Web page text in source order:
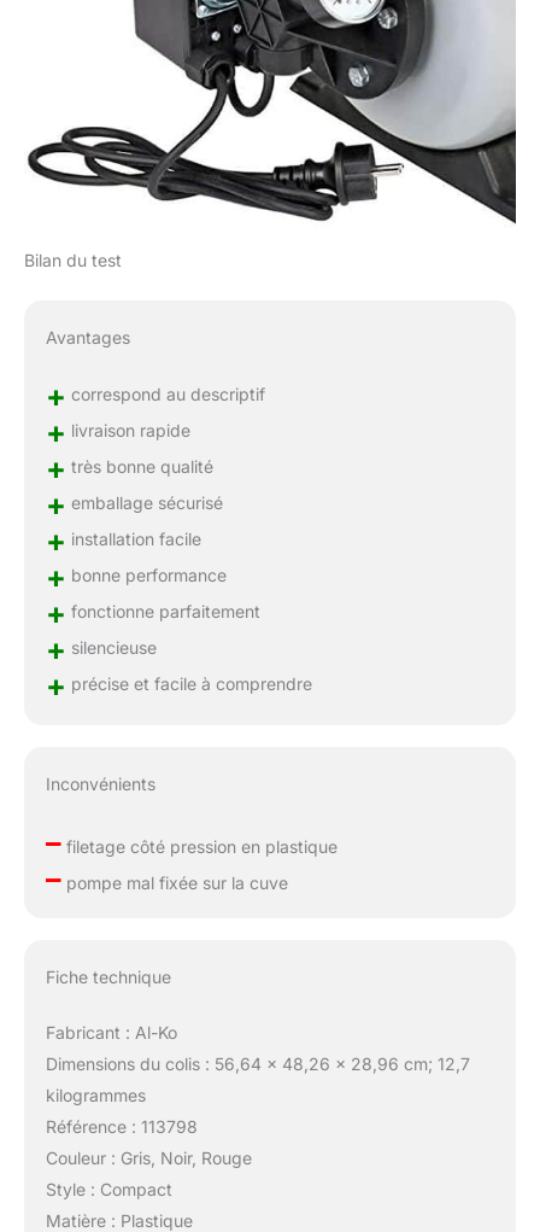
Bilan du test
Avantages
+ correspond au descriptif
+ livraison rapide
+ très bonne qualité
+ emballage sécurisé
+ installation facile
+ bonne performance
+ fonctionne parfaitement
+ silencieuse
+ précise et facile à comprendre
Inconvénients
–filetage côté pression en plastique
–pompe mal fixée sur la cuve
Fiche technique
Fabricant : Al-Ko
Dimensions du colis : 56,64 x 48,26 x 28,96 cm; 12,7
kilogrammes
Référence : 113798
Couleur : Gris, Noir, Rouge
Style : Compact
Matière : Plastique